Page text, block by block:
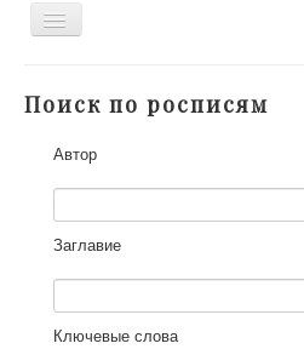
Toggle
Участники
Научная работа
Как работать с сайтом
Контакты
Поиск по росписям
Автор
Заглавие
Ключевые слова